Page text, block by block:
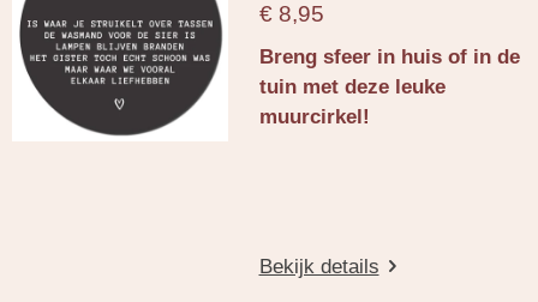
€ 8,95
Breng sfeer in huis of in de
tuin met deze leuke
muurcirkel!
Bekijk details